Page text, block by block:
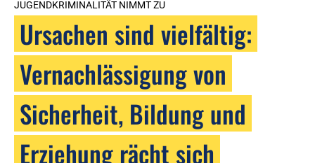
JUGENDKRIMINALITÄT NIMMT ZU
Ursachen sind vielfältig:
Vernachlässigung von
Sicherheit, Bildung und
Erziehung rächt sich